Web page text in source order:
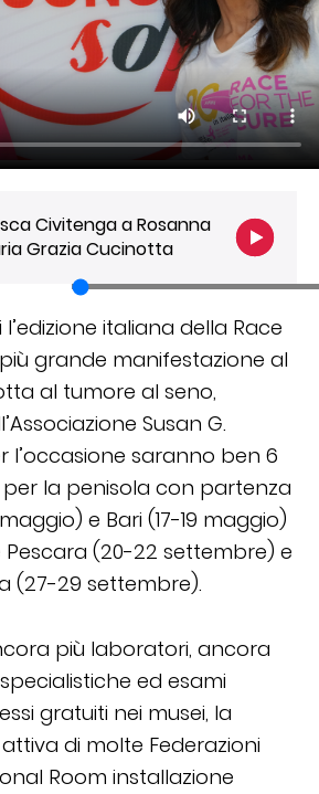
Civitenga a Rosanna
Grazia Cucinotta
italiana della Race
grande manifestazione al
al tumore al seno,
Susan G.
l’occasione saranno ben 6
per la penisola con partenza
e Bari (17-19 maggio)
(20-22 settembre) e
(27-29 settembre).
più laboratori, ancora
ed esami
gratuiti nei musei, la
di molte Federazioni
Room installazione